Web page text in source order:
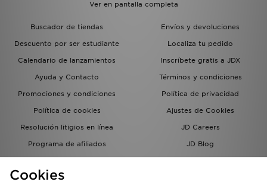
Ver en pantalla completa
Buscador de tiendas
Envíos y devoluciones
Descuento por ser estudiante
Localiza tu pedido
Calendario de lanzamientos
Inscríbete gratis a JDX
Ayuda y Contacto
Términos y condiciones
Promociones y condiciones
Política de privacidad
Política de cookies
Ajustes de Cookies
Resolución litigios en línea
JD Careers
Programa de afiliados
JD Blog
del grupo JD - Whistleblowing
Cookies